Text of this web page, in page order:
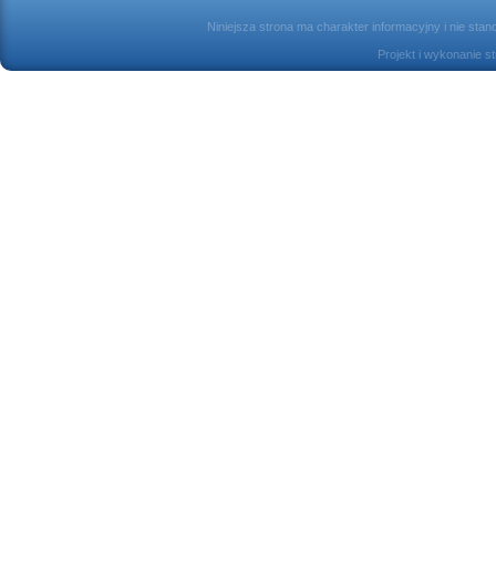
Niniejsza strona ma charakter informacyjny i nie
Projekt i wykonanie